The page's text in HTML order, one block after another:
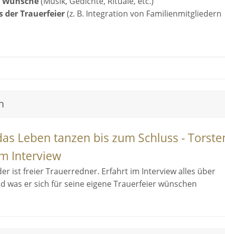
der Trauerfeier(z. B. Integration von Familienmitgliedern
Leben tanzen bis zum Schluss -
Interview
ist freier Trauerredner. Erfahrt im Interview alles über
was er sich für seine eigene Trauerfeier wünschen